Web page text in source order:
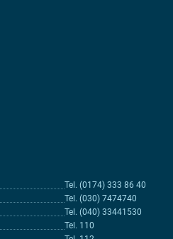
Tel. (0174) 333 86 40
Tel. (030) 7474740
Tel. (040) 33441530
Tel. 110